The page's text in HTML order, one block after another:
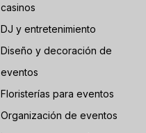
casinos
DJ y entretenimiento
Diseño y decoración de
eventos
Floristerías para eventos
Organización de eventos